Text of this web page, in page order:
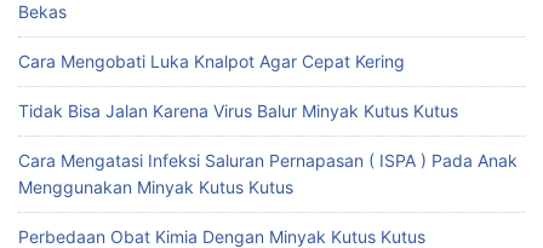
Bekas
Cara Mengobati Luka Knalpot Agar Cepat Kering
Tidak Bisa Jalan Karena Virus Balur Minyak Kutus Kutus
Cara Mengatasi Infeksi Saluran Pernapasan ( ISPA ) Pada Anak
Menggunakan Minyak Kutus Kutus
Perbedaan Obat Kimia Dengan Minyak Kutus Kutus